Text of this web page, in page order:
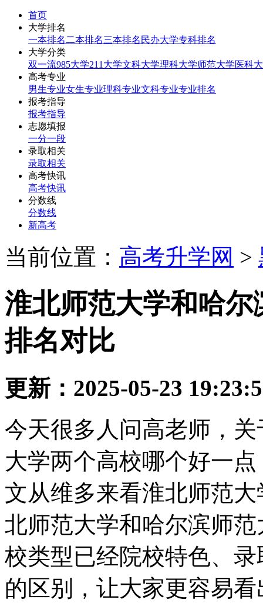
首页
大学排名
一本排名 二本排名三本排名 民办大学专科排名
大学分类
双一流985大学211大学文科大学理科大学师范大学医科
高考专业
男生专业女生专业理科专业文科专业专业排名
报考指导
报考指导
志愿填报
一分一段
录取相关
录取相关
高考快讯
高考快讯
分数线
分数线
新高考
当前位置： 高考升学网 >
淮北师范大学和哈
排名对比
更新：2025-05-23
今天很多人问高老师，
大学两个高校哪个好一
文从维多来看淮北师范
北师范大学和哈尔滨师
校类型已经院校特色、
的区别，让大家更容易